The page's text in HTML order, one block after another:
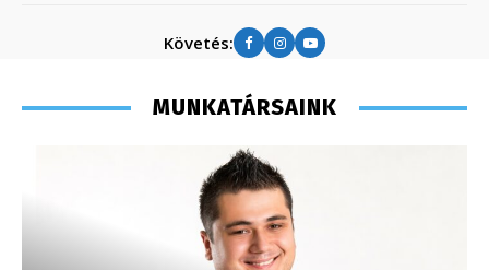
Követés:
MUNKATÁRSAINK